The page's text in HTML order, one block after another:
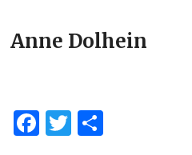
Anne Dolhein
Facebook
Twitter